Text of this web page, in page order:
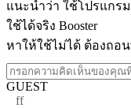
แนะนำว่า ใช้โปรแกรม
ใช้ได้จริง Booster
หาให้ใช้ไม่ได้ ต้องถอ
GUEST
ff